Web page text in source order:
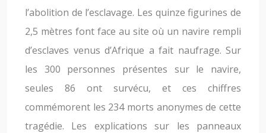
l’abolition de l’esclavage. Les quinze figurines de
2,5 mètres font face au site où un navire rempli
d’esclaves venus d’Afrique a fait naufrage. Sur
les 300 personnes présentes sur le navire,
seules 86 ont survécu, et ces chiffres
commémorent les 234 morts anonymes de cette
tragédie. Les explications sur les panneaux